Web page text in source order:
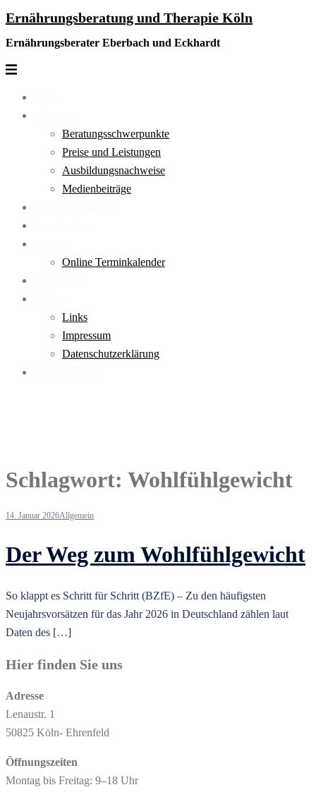
Zum
Ernährungsberatung und Therapie Köln
Ernährungsberater Eberbach und Eckhardt
Menü
Beratungsschwerpunkte
Preise und Leistungen
Ausbildungsnachweise
Medienbeiträge
Online Terminkalender
Links
Impressum
Datenschutzerklärung
Schlagwort: Wohlfühlgewicht
14. Januar 2026Allgemein
Der Weg zum Wohlfühlgewicht
So klappt es Schritt für Schritt (BZfE) – Zu den häufigsten
Neujahrsvorsätzen für das Jahr 2026 in Deutschland zählen laut
Daten des […]
Hier finden Sie uns
Adresse
Lenaustr. 1
50825 Köln- Ehrenfeld
Öffnungszeiten
Montag bis Freitag: 9–18 Uhr